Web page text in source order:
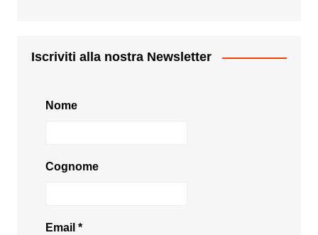
Iscriviti alla nostra Newsletter
Nome
Cognome
Email *